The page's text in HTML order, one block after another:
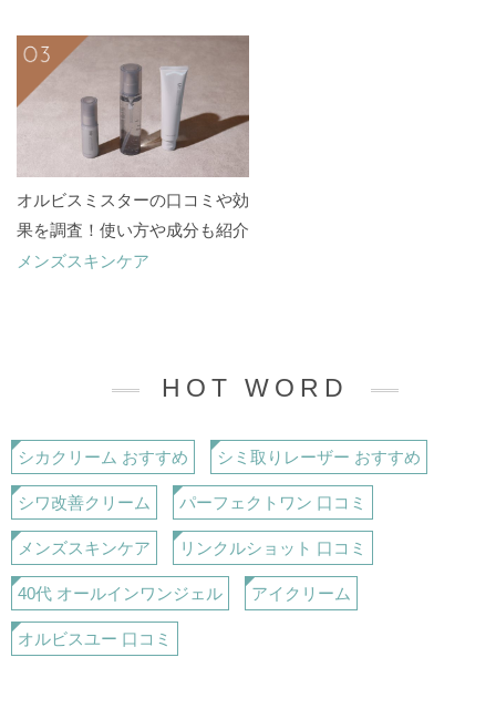
オルビスミスターの口コミや効
果を調査！使い方や成分も紹介
メンズスキンケア
HOT WORD
シカクリーム おすすめ シミ取りレーザー おすすめ
シワ改善クリーム パーフェクトワン 口コミ
メンズスキンケア リンクルショット 口コミ
40代 オールインワンジェル アイクリーム
オルビスユー 口コミ